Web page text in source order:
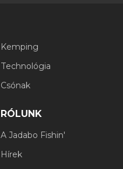
Kemping
Technológia
Csónak
RÓLUNK
A Jadabo Fishin'
Hírek